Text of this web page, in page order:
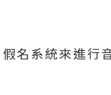
名系統來進行